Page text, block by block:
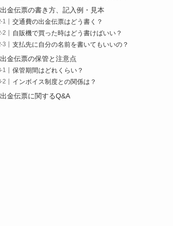
出金伝票の書き方、記入例・見本
交通費の出金伝票はどう書く？
自販機で買った時はどう書けばいい？
支払先に自分の名前を書いてもいいの？
出金伝票の保管と注意点
保管期間はどれくらい？
インボイス制度との関係は？
出金伝票に関するQ&A